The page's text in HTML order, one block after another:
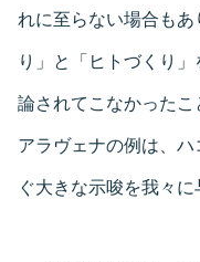
れに至らない場合もあ
り」と「ヒトづくり
論されてこなかったこ
アラヴェナの例は、
ぐ大きな示唆を我々に